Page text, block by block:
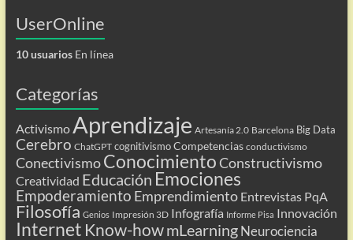
UserOnline
10 usuariosEn línea
Categorías
ActivismoAprendizaje Artesanía 2.0 Barcelona Big Data
Cerebro ChatGPT cognitivismo Competencias conductivismo
ConectivismoConocimientoConstructivismo
Creatividad Educación Emociones
Empoderamiento Emprendimiento Entrevistas PqA
Filosofía Genios Impresión 3D Infografía Informe Pisa Innovación
Internet Know-howmLearning Neurociencia